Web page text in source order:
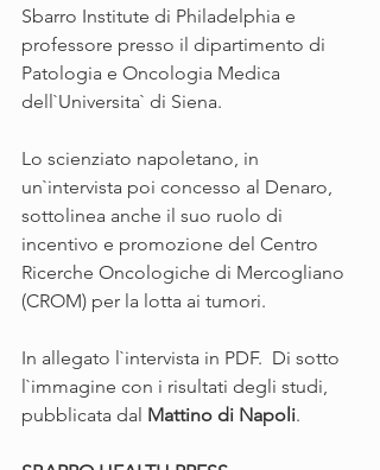
Sbarro Institute di Philadelphia e
professore presso il dipartimento di
Patologia e Oncologia Medica
dell`Universita` di Siena.
Lo scienziato napoletano, in
un`intervista poi concesso al Denaro,
sottolinea anche il suo ruolo di
incentivo e promozione del Centro
Ricerche Oncologiche di Mercogliano
(CROM) per la lotta ai tumori.
In allegato l`intervista in PDF.  Di sotto
l`immagine con i risultati degli studi,
pubblicata dal Mattino di Napoli.